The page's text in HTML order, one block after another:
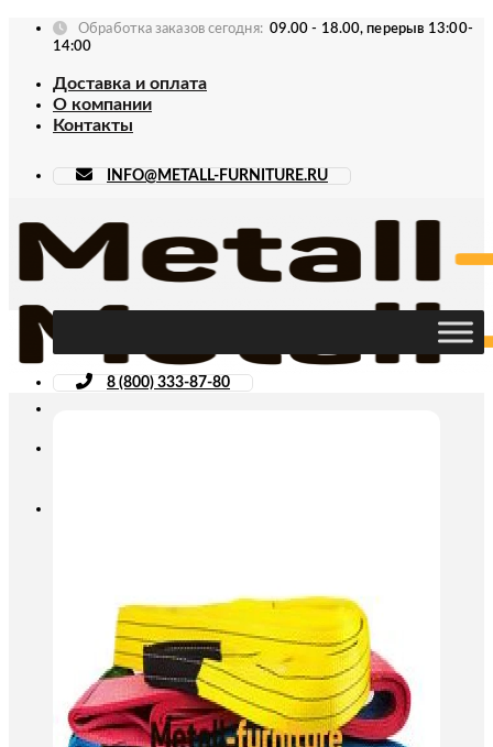
Skip
Обработка заказов сегодня: 09.00 - 18.00, перерыв 13:00-
14:00
Доставка и оплата
О компании
Контакты
INFO@METALL-FURNITURE.RU
8 (800) 333-87-80